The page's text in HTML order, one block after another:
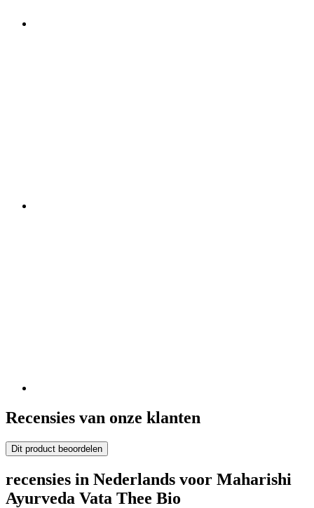
Recensies van onze klanten
Dit product beoordelen
recensies in Nederlands voor Maharishi
Ayurveda Vata Thee Bio